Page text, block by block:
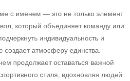
с именем — это не только элемент
который объединяет команду или
индивидуальность и
атмосферу единства.
продолжает оставаться важной
стиля, вдохновляя людей